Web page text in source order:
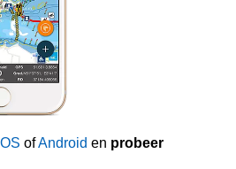
ofAndroid en probeer